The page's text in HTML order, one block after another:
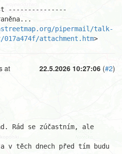
---------------
pipermail/talk-
017a474f/attachment.htm>
22.5.2026 10:27:06 (#2)
at
Rád se zúčastním, ale
v těch dnech před tím budu